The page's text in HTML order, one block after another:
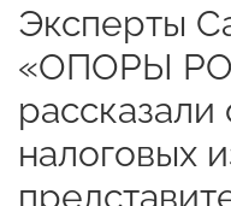
Эксперты
«ОПОРЫ
налоговых